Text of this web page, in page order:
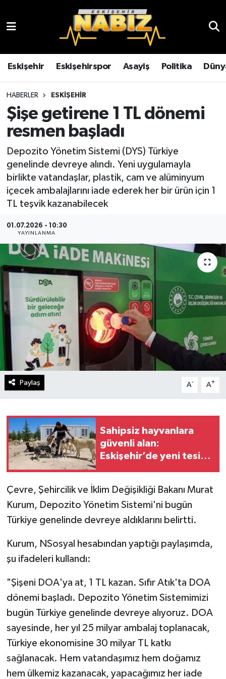
Eskişehir Eskişehirspor Asayiş Politika
HABERLER ESKIŞEHIR
Şişe getirene 1 TL dönemi
resmen başladı
Depozito Yönetim Sistemi (DYS) Türkiye
genelinde devreye alındı. Yeni uygulamayla
birlikte vatandaşlar, plastik, cam ve alüminyum
içecek ambalajlarını iade ederek her bir ürün için 1
TL teşvik kazanabilecek
01.07.2026 - 10:30
YAYINLANMA
Paylaş A- A+
Sahipsiz hayvanlara
güvenli alan:
Eskişehir’de yeni tesis
Çevre, Şehircilik ve İklim Değişikliği Bakanı Murat
Kurum, Depozito Yönetim Sistemi'ni bugün
Türkiye genelinde devreye aldıklarını belirtti.
Kurum, NSosyal hesabından yaptığı paylaşımda,
şu ifadeleri kullandı:
"Şişeni DOA'ya at, 1 TL kazan. Sıfır Atık'ta DOA
dönemi başladı. Depozito Yönetim Sistemimizi
bugün Türkiye genelinde devreye alıyoruz. DOA
sayesinde, her yıl 25 milyar ambalaj toplanacak,
Türkiye ekonomisine 30 milyar TL katkı
sağlanacak. Hem vatandaşımız hem doğamız
hem ülkemiz kazanacak, yapacağımız her iade
Çevre
Eğitim
Eskişehir
Eskişehirspor
Gündem
Kültür Sanat
Magazin
Sağlık
Spor
Yaşam
Yurttan
Eskişehir Hava Durumu
Eskişehir Trafik Yoğunluk Haritası
TFF 3.Lig 4.Grup Puan Durumu ve Fikstür
Tüm Manşetler
Son Dakika Haberleri
Haber Arşivi